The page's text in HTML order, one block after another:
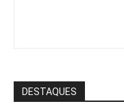
DESTAQUES